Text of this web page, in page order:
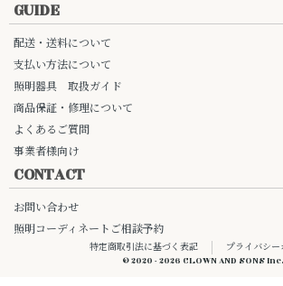
GUIDE
配送・送料について
支払い方法について
照明器具 取扱ガイド
商品保証・修理について
よくあるご質問
事業者様向け
CONTACT
お問い合わせ
照明コーディネートご相談予約
特定商取引法に基づく表記
プライバシー
© 2020 - 2026 CLOWN AND SONS Inc.